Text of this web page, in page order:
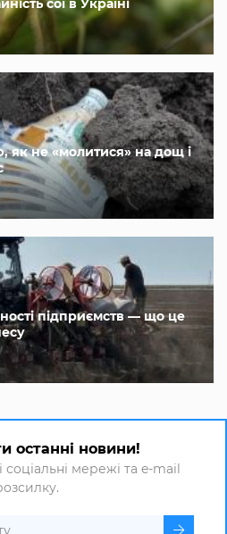
сої в Україні
як не «молитися» на дощ і
підприємств — що це
останні новини!
мережі та e-mail